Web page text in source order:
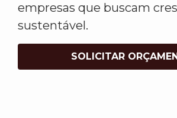
empresas que buscam
sustentável.
SOLICITAR